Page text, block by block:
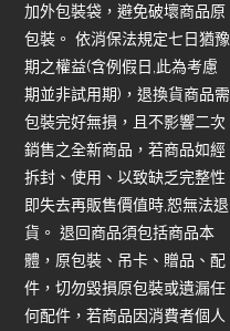
加外包裝袋，避免破壞商品原
包裝。 依消保法規定七日猶豫
期之權益(含例假日,此為考慮
期並非試用期)，退換貨商品需
包裝完好無損，且不影響二次
銷售之全新商品，若商品如經
拆封、使用、以致缺乏完整性
即失去再販售價值時,恕無法退
貨。 退回商品須包括商品本
體，原包裝、吊卡、贈品、配
件，切勿毀損原包裝或遺漏任
何配件，若商品因消費者個人